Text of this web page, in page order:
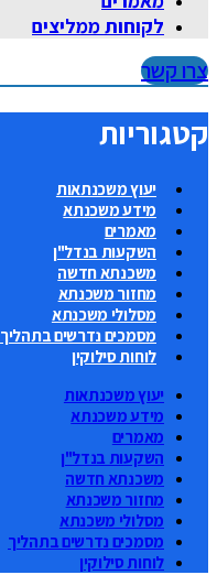
לקוחות ממליצים
צרו קשר
קטגוריות
יעוץ משכנתאות
מידע משכנתא
מאמרים
השקעות בנדל"ן
משכנתא חדשה
מחזור משכנתא
מסלולי משכנתא
מסמכים נדרשים בתהליך
לוחות סילוקין
יעוץ משכנתאות
מידע משכנתא
מאמרים
השקעות בנדל"ן
משכנתא חדשה
מחזור משכנתא
מסלולי משכנתא
מסמכים נדרשים בתהליך
לוחות סילוקין